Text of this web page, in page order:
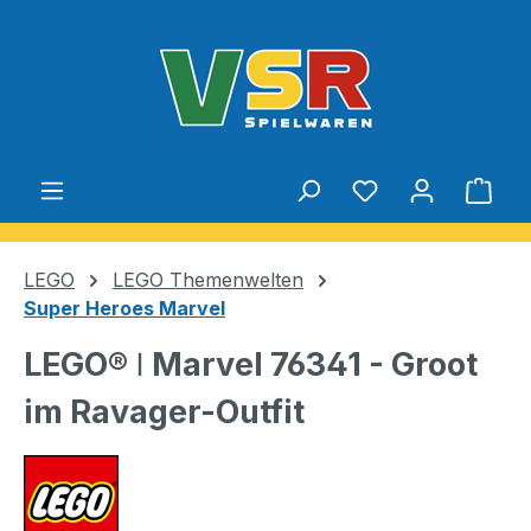
Du hast 0
LEGO
LEGO Themenwelten
Super Heroes Marvel
LEGO® ǀ Marvel 76341 - Groot
im Ravager-Outfit